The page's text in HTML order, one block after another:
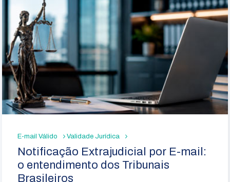
E-mail Válido Validade Jurídica
Notificação Extrajudicial por E-mail:
o entendimento dos Tribunais
Brasileiros